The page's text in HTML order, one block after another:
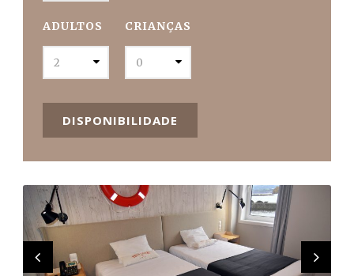
ADULTOS CRIANÇAS